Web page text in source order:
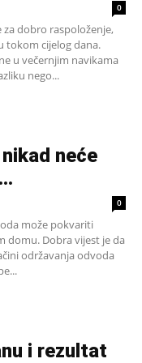
0
za dobro raspoloženje,
tokom cijelog dana.
u večernjim navikama
nego...
neće
0
može pokvariti
domu. Dobra vijest je da
održavanja odvoda
i rezultat